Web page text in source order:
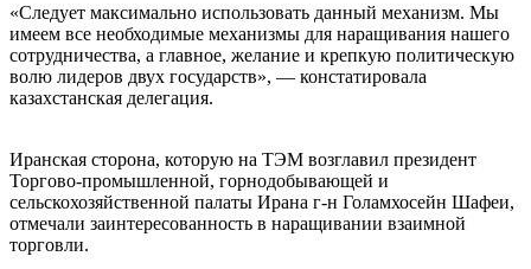
«Следует максимально использовать данный механизм. Мы
имеем все необходимые механизмы для наращивания нашего
сотрудничества, а главное, желание и крепкую политическую
волю лидеров двух государств», — констатировала
казахстанская делегация.
Иранская сторона, которую на ТЭМ возглавил президент
Торгово-промышленной, горнодобывающей и
сельскохозяйственной палаты Ирана г-н Голамхосейн Шафеи,
отмечали заинтересованность в наращивании взаимной
торговли.